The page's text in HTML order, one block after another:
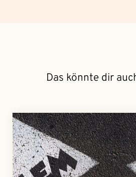
Das könnte dir